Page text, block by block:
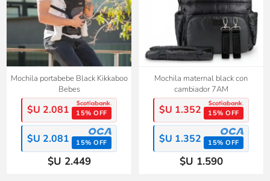
Mochila portabebe Black Kikkaboo
Bebes
$U 2.081 15% OFF
$U 2.081 15% OFF
$U 2.449
Mochila maternal black con
cambiador 7AM
$U 1.352 15% OFF
$U 1.352 15% OFF
$U 1.590